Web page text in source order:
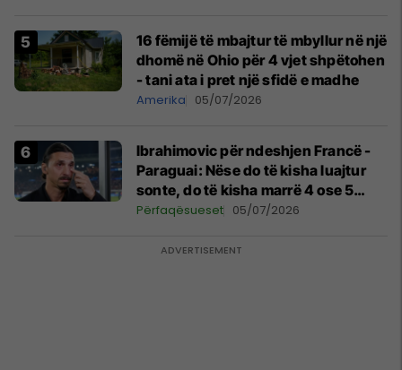
16 fëmijë të mbajtur të mbyllur në një
dhomë në Ohio për 4 vjet shpëtohen
- tani ata i pret një sfidë e madhe
Amerika 05/07/2026
Ibrahimovic për ndeshjen Francë -
Paraguai: Nëse do të kisha luajtur
sonte, do të kisha marrë 4 ose 5
kartonë të kuq
Përfaqësueset 05/07/2026